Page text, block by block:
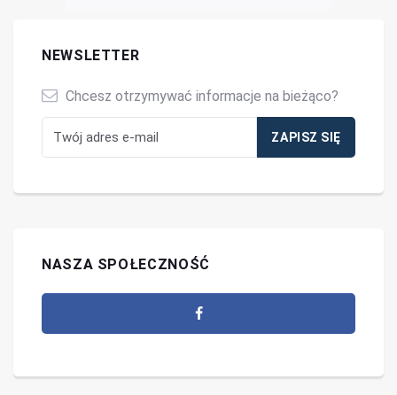
NEWSLETTER
Chcesz otrzymywać informacje na bieżąco?
NASZA SPOŁECZNOŚĆ